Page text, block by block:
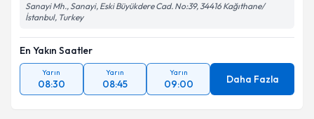
Sanayi Mh., Sanayi, Eski Büyükdere Cad. No:39, 34416 Kağıthane/
İstanbul, Turkey
En Yakın Saatler
Yarın
08:30
Yarın
08:45
Yarın
09:00 Daha Fazla